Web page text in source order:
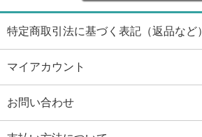
特定商取引法に基づく表記（返品など）
マイアカウント
お問い合わせ